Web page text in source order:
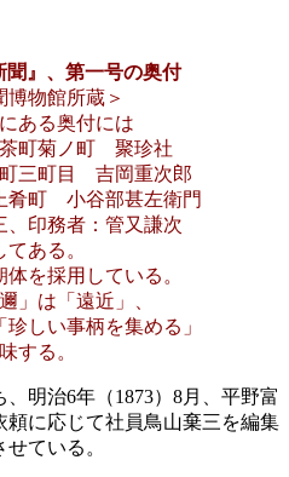
』、第一号の奥付
博物館所蔵＞
ある奥付には
町菊ノ町 聚珍社
三町目 吉岡重次郎
肴町 小谷部甚左衛門
、印務者：管又謙次
てある。
を採用している。
」は「遠近」、
しい事柄を集める」
する。
、明治6年（1873）8月、平野富
頼に応じて社員鳥山棄三を編集
ている。